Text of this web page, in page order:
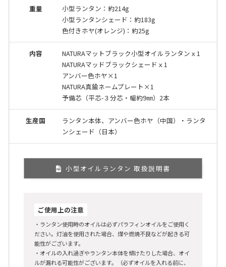
重量
小型ランタン：約214g
小型ランタンシェード：約183g
色付きホヤ(オレンジ)：約25g
内容
NATURAマットブラック小型オイルランタンｘ1
NATURAマッドブラックシェードｘ1
アンバー色ホヤ×1
NATURA真鍮ネームプレート×1
予備芯（平芯-３分芯・幅約9㎜）2本
生産国
ランタン本体、アンバー色ホヤ（中国）・ランタ
ンシェード（日本）
小型オイルランタン 取扱説明書
ご使用上の注意
・ランタン使用時のオイルは必ずパラフィンオイルをご使用く
ださい。灯油を使用された場合、煤や燃焼不良などが起きる可
能性がございます。
・オイルの入れ過ぎやランタン本体を傾けたりした場合、オイ
ルが漏れる可能性がございます。（必ずオイルを入れる前に、